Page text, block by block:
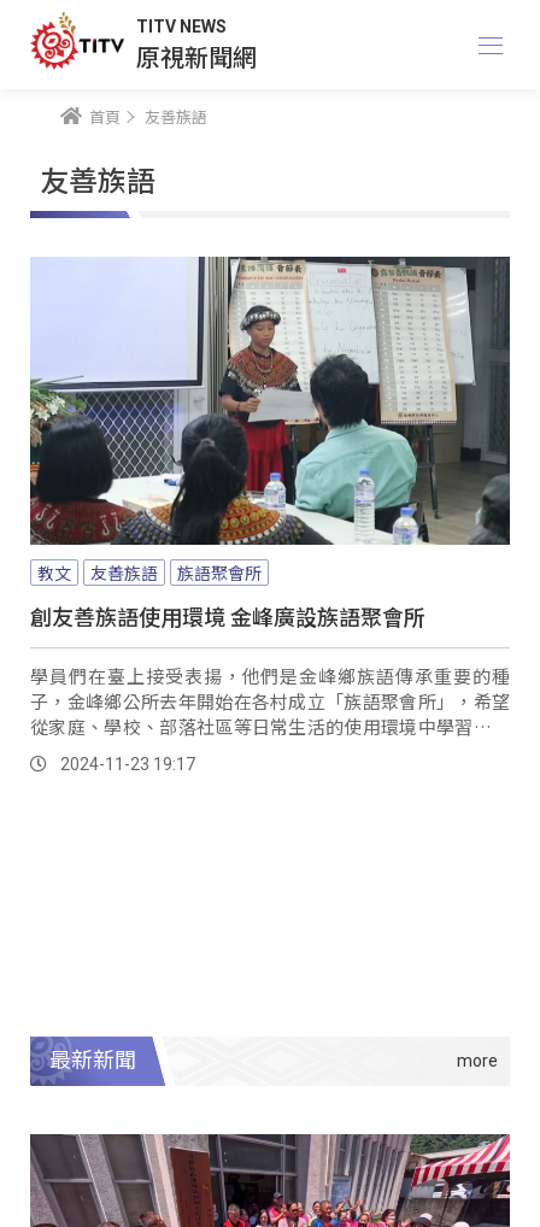
TITV NEWS
原視新聞網
首頁 友善族語
友善族語
教文 友善族語 族語聚會所
創友善族語使用環境 金峰廣設族語聚會所
學員們在臺上接受表揚，他們是金峰鄉族語傳承重要的種
子，金峰鄉公所去年開始在各村成立「族語聚會所」，希望
從家庭、學校、部落社區等日常生活的使用環境中學習跟應
用。2024-11-23 19:17
最新新聞